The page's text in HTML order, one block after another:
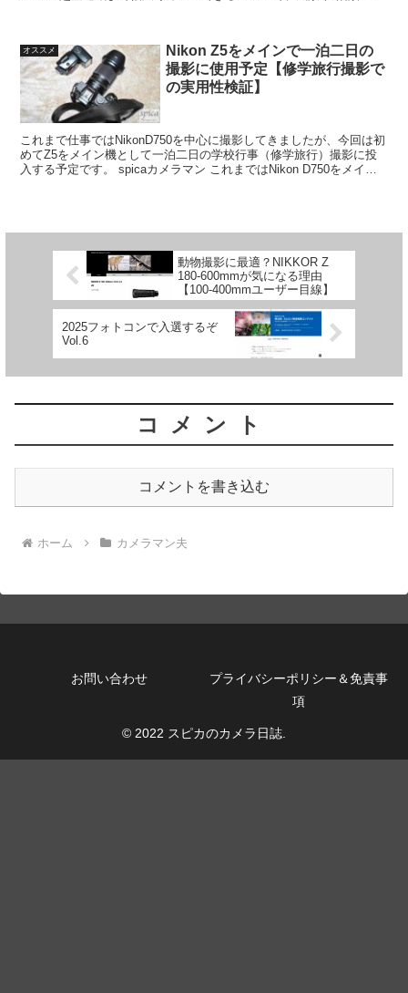
オススメ
Nikon Z5をメインで一泊二日の
撮影に使用予定【修学旅行撮影で
の実用性検証】
これまで仕事ではNikonD750を中心に撮影してきましたが、今回は初
めてZ5をメイン機として一泊二日の学校行事（修学旅行）撮影に投
入する予定です。 spicaカメラマン これまではNikon D750をメイン
動物撮影に最適？NIKKOR Z
180-600mmが気になる理由
【100-400mmユーザー目線】
2025フォトコンで入選するぞ
Vol.6
コメント
コメントを書き込む
ホーム カメラマン夫
お問い合わせ
プライバシーポリシー＆免責事
項
© 2022 スピカのカメラ日誌.